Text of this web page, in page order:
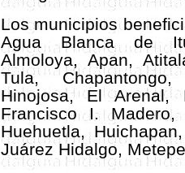
Los municipios
Agua Blanca de
Almoloya, Apan,
Tula,
Hinojosa, El Arenal,
Francisco I.
Huehuetla,
Juárez Hidalgo,